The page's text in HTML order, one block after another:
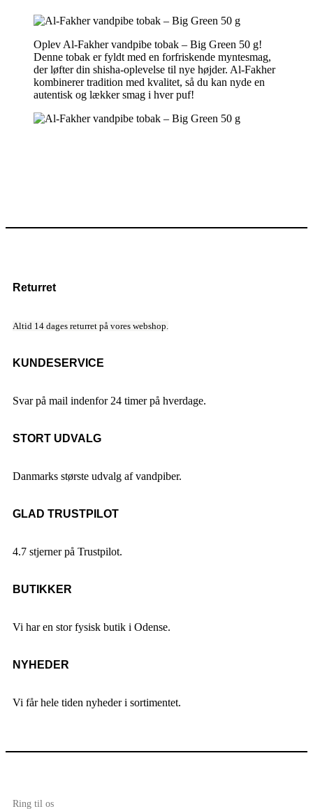
Oplev Al-Fakher vandpibe tobak – Big Green 50 g!
Denne tobak er fyldt med en forfriskende myntesmag,
der løfter din shisha-oplevelse til nye højder. Al-Fakher
kombinerer tradition med kvalitet, så du kan nyde en
autentisk og lækker smag i hver puf!
Returret
Altid 14 dages returret på vores webshop.
KUNDESERVICE
Svar på mail indenfor 24 timer på hverdage.
STORT UDVALG
Danmarks største udvalg af vandpiber.
GLAD TRUSTPILOT
4.7 stjerner på Trustpilot.
BUTIKKER
Vi har en stor fysisk butik i Odense.
NYHEDER
Vi får hele tiden nyheder i sortimentet.
Ring til os